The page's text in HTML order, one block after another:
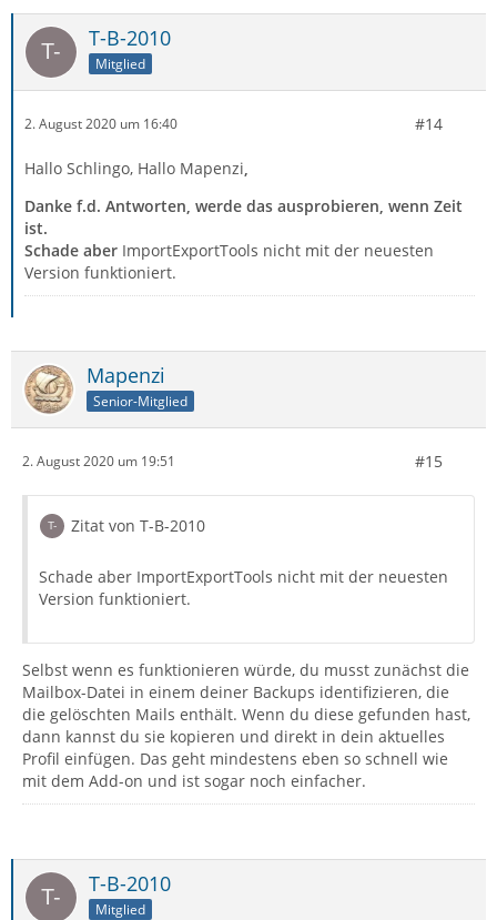
T-B-2010
Mitglied
2. August 2020 um 16:40 #14
Hallo Schlingo, Hallo Mapenzi
Danke f.d. Antworten, werde das ausprobieren, wenn Zeit
ist.
Schade aber ImportExportTools nicht mit der neuesten
Version funktioniert.
Mapenzi
Senior-Mitglied
2. August 2020 um 19:51 #15
Zitat von T-B-2010
Schade aber ImportExportTools nicht mit der neuesten
Version funktioniert.
Selbst wenn es funktionieren würde, du musst zunächst die
Mailbox-Datei in einem deiner Backups identifizieren, die
die gelöschten Mails enthält. Wenn du diese gefunden hast,
dann kannst du sie kopieren und direkt in dein aktuelles
Profil einfügen. Das geht mindestens eben so schnell wie
mit dem Add-on und ist sogar noch einfacher.
T-B-2010
Mitglied